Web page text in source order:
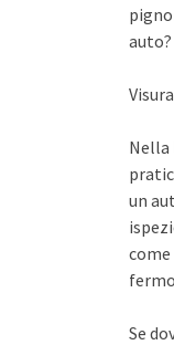
Nella
un
Se